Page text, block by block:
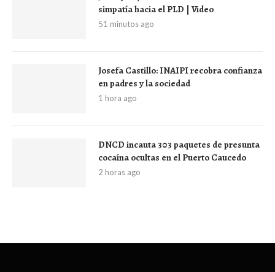
simpatía hacia el PLD | Video
51 minutos ago
Josefa Castillo: INAIPI recobra confianza
en padres y la sociedad
1 hora ago
DNCD incauta 303 paquetes de presunta
cocaína ocultas en el Puerto Caucedo
2 horas ago